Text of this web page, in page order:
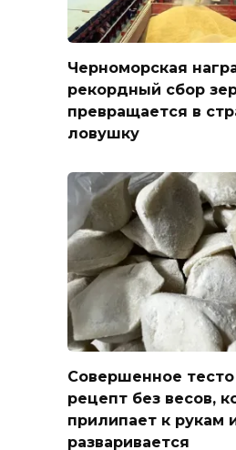
Черноморская
рекордный сбор
превращается в
ловушку
Совершенное тесто
рецепт без весов,
прилипает к рукам
разваривается